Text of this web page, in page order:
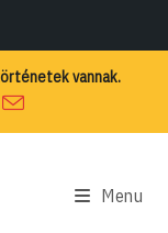
vannak.
Menu